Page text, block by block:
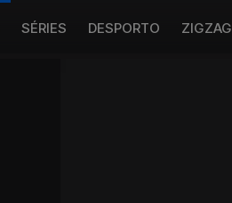
SÉRIES DESPORTO ZIGZAG